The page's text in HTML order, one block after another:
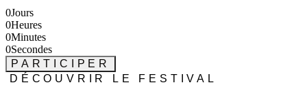
0Jours
0Heures
0Minutes
0Secondes
PARTICIPER
DÉCOUVRIR LE FESTIVAL